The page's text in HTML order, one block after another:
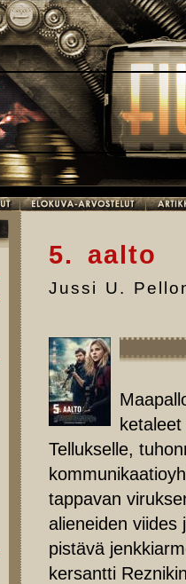
5. aalto
Jussi U.
Tellukselle,
tappavan
alieneiden viides
pistävä
kersantti